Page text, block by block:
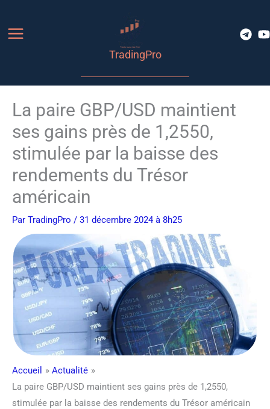
contenu
TradingPro
La paire GBP/USD maintient
ses gains près de 1,2550,
stimulée par la baisse des
rendements du Trésor
américain
Par TradingPro / 31 décembre 2024 à 8h25
Accueil
Actualité
La paire GBP/USD maintient ses gains près de 1,2550,
stimulée par la baisse des rendements du Trésor américain